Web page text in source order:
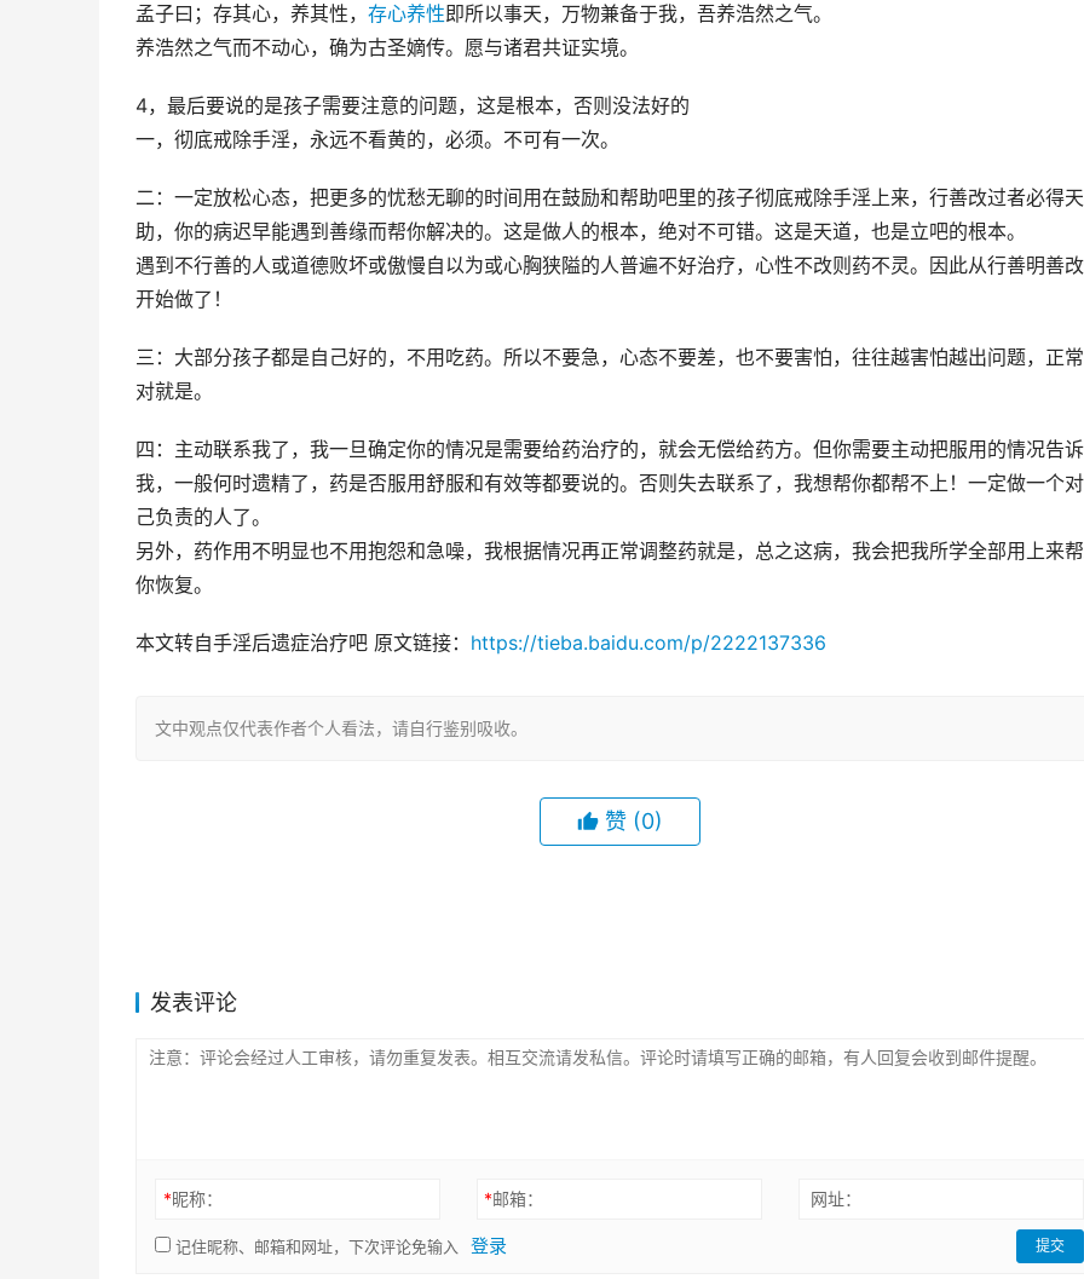
孟子曰；存其心，养其性， 存心养性即所以事天，万物兼备于我，吾养浩然之气。
养浩然之气而不动心，确为古圣嫡传。愿与诸君共证实境。
4，最后要说的是孩子需要注意的问题，这是根本，否则没法好的
一，彻底戒除手淫，永远不看黄的，必须。不可有一次。
二：一定放松心态，把更多的忧愁无聊的时间用在鼓励和帮助吧里的孩子彻底戒除手淫上来， 行善改过者必得天
助，你的病迟早能遇到善缘而帮你解决的。这是做人的根本， 绝对不可错。这是天道，也是立吧的根本。
遇到不行善的人或道德败坏或傲慢自以为或心胸狭隘的人普遍不好治疗，心性不改则药不灵。因此从行善明善
开始做了！
三：大部分孩子都是自己好的，不用吃药。 所以不要急，心态不要差，也不要害怕，往往越害怕越出问题，正
对就是。
四：主动联系我了，我一旦确定你的情况是需要给药治疗的，就会无偿给药方。但你需要主动把服用的情况告诉
我，一般何时遗精了，药是否服用舒服和有效等都要说的。否则失去联系了，我想帮你都帮不上！一定做一个
己负责的人了。
另外，药作用不明显也不用抱怨和急噪，我根据情况再正常调整药就是，总之这病，我会把我所学全部用上来
你恢复。
本文转自手淫后遗症治疗吧 原文链接： https://tieba.baidu.com/p/2222137336
文中观点仅代表作者个人看法，请自行鉴别吸收。
赞 (0)
发表评论
*昵称： *邮箱： 网址：
记住昵称、邮箱和网址，下次评论免输入 登录 提交